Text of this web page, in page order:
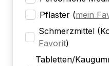
Pflaster (mein
Schmerzmittel
Favorit)
Tabletten/